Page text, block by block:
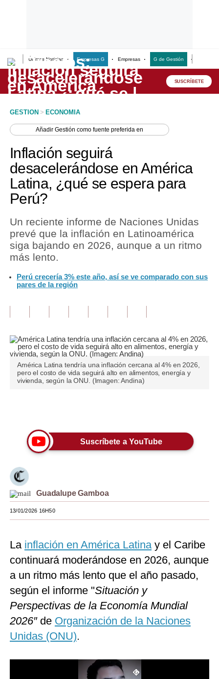
Últimas Noticias Empresas G Empresas G de Gestión
Lo último
Peru Quiosco
Economía
Mercados
Perú
Política
Tu Dinero
Finanzas Personales
Inmobiliarias
Opinión
Editorial
Pregunta de hoy
Blogs
Viajes
Moda
Estilos
Mundo
EEUU
España
Internacional
Tecnología
Club del Suscriptor
Mix
SUSCRÍBETE
GESTION > ECONOMIA
AñadirGestión como fuente preferida en
Inflación seguirá
desacelerándose en América
Latina, ¿qué se espera para
Perú?
Un reciente informe de Naciones Unidas
prevé que la inflación en Latinoamérica
siga bajando en 2026, aunque a un ritmo
más lento.
Perú crecería 3% este año, así se ve comparado con sus
pares de la región
América Latina tendría una inflación cercana al 4% en 2026,
pero el costo de vida seguirá alto en alimentos, energía y
vivienda, según la ONU. (Imagen: Andina)
Suscríbete a YouTube
Guadalupe Gamboa
13/01/2026 16H50
La inflación en América Latinay el Caribe
continuará moderándose en 2026, aunque
a un ritmo más lento que el año pasado,
según el informe "Situación y
Perspectivas de la Economía Mundial
2026″ de Organización de la Naciones
Unidas (ONU).